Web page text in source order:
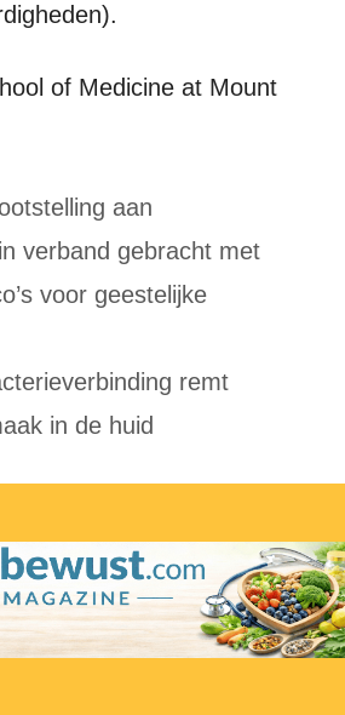
of Medicine at Mount
aan
verband gebracht met
voor geestelijke
remt
in de huid